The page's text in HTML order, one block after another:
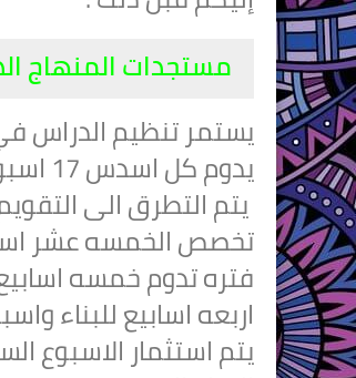
مستجدات المنهاج
يستمر تنظيم الدراس
يدوم كل اسدس 17 اسبوعا.
يتم التطرق الى
تخصص الخمسه عشر
فتره تدوم خمسه
اربعه اسابيع للبناء
يتم استثمار الاسبوع